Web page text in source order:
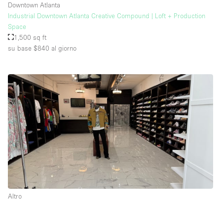
Downtown Atlanta
Industrial Downtown Atlanta Creative Compound | Loft + Production
Space
1,500 sq ft
su base $840 al giorno
Altro